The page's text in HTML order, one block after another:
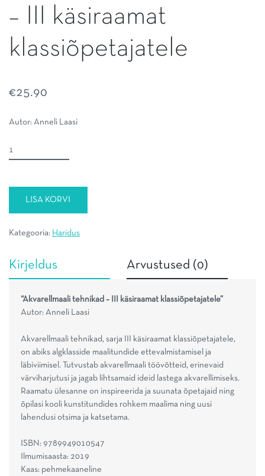
– III käsiraamat
klassiõpetajatele
€25.90
Autor: Anneli Laasi
Akvarellmaali
tehnikad
III
käsiraamat
klassiõpetajatele
LISA KORVI
Kategooria: Haridus
Kirjeldus Arvustused (0)
“Akvarellmaali tehnikad – III käsiraamat klassiõpetajatele”
Autor: Anneli Laasi
Akvarellmaali tehnikad, sarja III käsiraamat klassiõpetajatele,
on abiks algklasside maalitundide ettevalmistamisel ja
läbiviimisel. Tutvustab akvarellmaali töövõtteid, erinevaid
värviharjutusi ja jagab lihtsamaid ideid lastega akvarellimiseks.
Raamatu ülesanne on inspireerida ja suunata õpetajaid ning
õpilasi kooli kunstitundides rohkem maalima ning uusi
lahendusi otsima ja katsetama.
ISBN: 9789949010547
Ilmumisaasta: 2019
Kaas: pehmekaaneline